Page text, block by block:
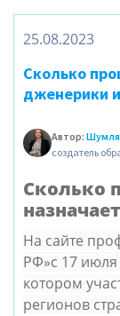
25.08.2023
Сколько
дженерики
Автор:
создатель
Сколько
На сайте
РФ»с 17 июля
котором
регионов